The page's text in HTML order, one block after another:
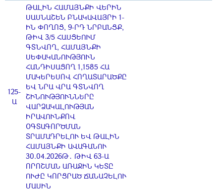
125-
Ա
ԹԱԼԻՆ ՀԱՄԱՅՆՔԻ ՎԵՐԻՆ
ՍԱՍՆԱՇԵՆ ԲՆԱԿԱՎԱՅՐԻ 1-
ԻՆ ՓՈՂՈՑ, 9-ՐԴ ՆՐԲԱՆՑՔ,
ԹԻՎ 3/5 ՀԱՍՑԵՈՒՄ
ԳՏՆՎՈՂ, ՀԱՄԱՅՆՔԻ
ՍԵՓԱԿԱՆՈՒԹՅՈՒՆ
ՀԱՆԴԻՍԱՑՈՂ 1,1585 ՀԱ
ՄԱԿԵՐԵՍՈՎ ՀՈՂԱՏԱՐԱԾՔԸ
ԵՎ ՆՐԱ ՎՐԱ ԳՏՆՎՈՂ
ՇԻՆՈՒԹՅՈՒՆՆԵՐԸ
ՎԱՐՁԱԿԱԼՈՒԹՅԱՆ
ԻՐԱՎՈՒՆՔՈՎ
ՕԳՏԱԳՈՐԾՄԱՆ
ՏՐԱՄԱԴՐԵԼՈՒ ԵՎ ԹԱԼԻՆ
ՀԱՄԱՅՆՔԻ ԱՎԱԳԱՆՈՒ
30.04.2026Թ․ ԹԻՎ 63-Ա
ՈՐՈՇՄԱՆ ԱՌԱՋԻՆ ԿԵՏԸ
ՈՒԺԸ ԿՈՐՑՐԱԾ ՃԱՆԱՉԵԼՈՒ
ՄԱՍԻՆ